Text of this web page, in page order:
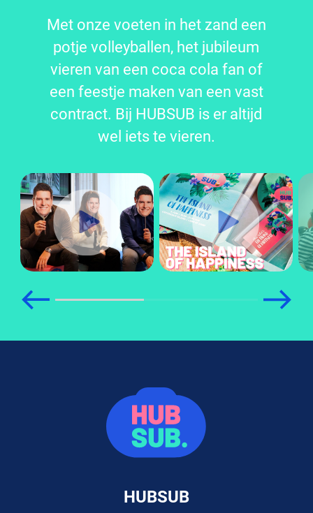
Met onze voeten in het zand een
potje volleyballen, het jubileum
vieren van een coca cola fan of
een feestje maken van een vast
contract. Bij HUBSUB is er altijd
wel iets te vieren.
HUBSUB